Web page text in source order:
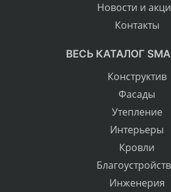
Новости и
Контакты
ВЕСЬ КАТАЛОГ
Конструктив
Фасады
Утепление
Интерьеры
Кровли
Инженерия